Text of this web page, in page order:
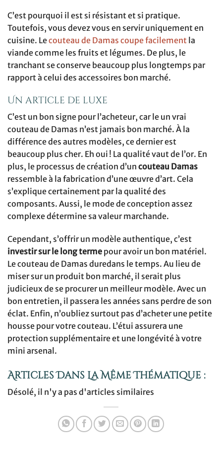
C’est pourquoi il est si résistant et si pratique.
Toutefois, vous devez vous en servir uniquement en
cuisine. Lecouteau de Damas coupe facilement la
viande comme les fruits et légumes. De plus, le
tranchant se conserve beaucoup plus longtemps par
rapport à celui des accessoires bon marché.
Un article de luxe
C’est un bon signe pour l’acheteur, car le un vrai
couteau de Damas n’est jamais bon marché. À la
différence des autres modèles, ce dernier est
beaucoup plus cher. Eh oui ! La qualité vaut de l’or. En
plus, le processus de création d’un couteau Damas
ressemble à la fabrication d’une œuvre d’art. Cela
s’explique certainement par la qualité des
composants. Aussi, le mode de conception assez
complexe détermine sa valeur marchande.
Cependant, s’offrir un modèle authentique, c’est
investir sur le long terme pour avoir un bon matériel.
Le couteau de Damas duredans le temps. Au lieu de
miser sur un produit bon marché, il serait plus
judicieux de se procurer un meilleur modèle. Avec un
bon entretien, il passera les années sans perdre de son
éclat. Enfin, n’oubliez surtout pas d’acheter une petite
housse pour votre couteau. L’étui assurera une
protection supplémentaire et une longévité à votre
mini arsenal.
Articles Dans La Même Thématique :
Désolé, il n'y a pas d'articles similaires